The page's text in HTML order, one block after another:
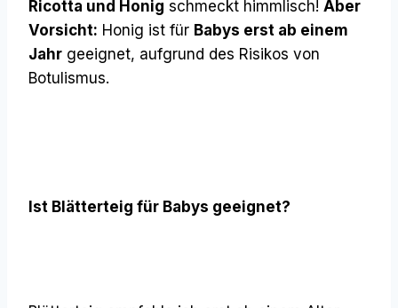
Ricotta und Honig schmeckt himmlisch! Aber
Vorsicht: Honig ist für Babys erst ab einem
Jahr geeignet, aufgrund des Risikos von
Botulismus.
Ist Blätterteig für Babys geeignet?